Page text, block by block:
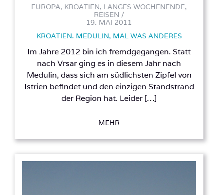
EUROPA, KROATIEN, LANGES WOCHENENDE,
REISEN /
19. MAI 2011
KROATIEN. MEDULIN, MAL WAS ANDERES
Im Jahre 2012 bin ich fremdgegangen. Statt
nach Vrsar ging es in diesem Jahr nach
Medulin, dass sich am südlichsten Zipfel von
Istrien befindet und den einzigen Standstrand
der Region hat. Leider […]
MEHR